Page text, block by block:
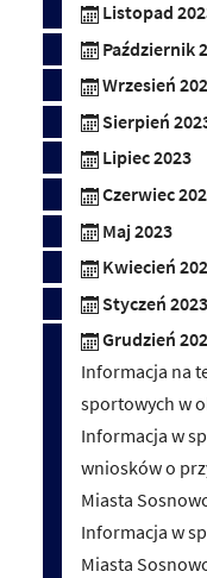
Listopad
Październik
Wrzesień
Sierpień
Lipiec 2023
Czerwiec
Maj 2023
Kwiecień
Styczeń 2023
Grudzień
Informacja na
sportowych w
Informacja w
wniosków o
Miasta
Informacja w
Miasta